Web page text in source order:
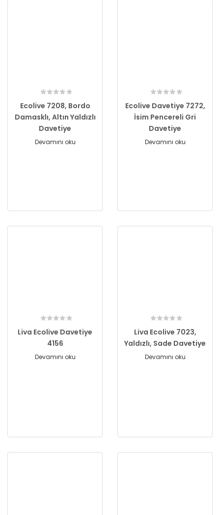
Ecolive 7208, Bordo
Damasklı, Altın Yaldızlı
Davetiye
Devamını oku
Ecolive Davetiye 7272,
İsim Pencereli Gri
Davetiye
Devamını oku
Liva Ecolive Davetiye
4156
Devamını oku
Liva Ecolive 7023,
Yaldızlı, Sade Davetiye
Devamını oku